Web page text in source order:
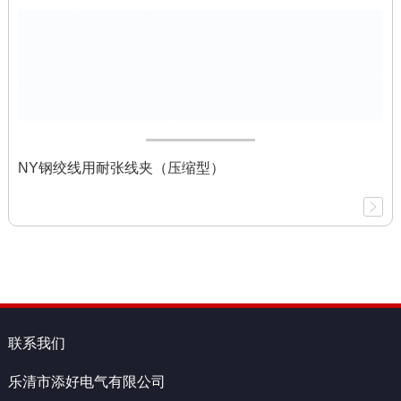
NY钢绞线用耐张线夹（压缩型）
联系我们
乐清市添好电气有限公司